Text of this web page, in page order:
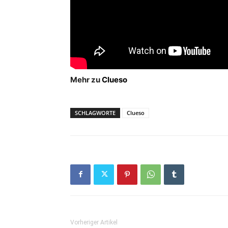
Mehr zuClueso
SCHLAGWORTE Clueso
Vorheriger Artikel